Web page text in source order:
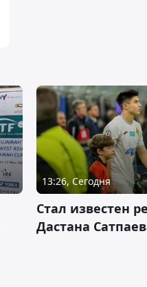
13:26, Сегодня
Стал известен
Дастана